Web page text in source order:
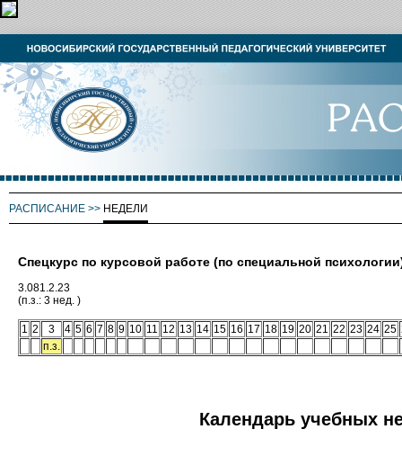
РАСПИСАНИЕ >> НЕДЕЛИ
Спецкурс по курсовой работе (по специальной
3.081.2.23
(п.з.: 3 нед. )
1 2 3 4 5 6 7 8 9 10 11 12 13 14 15 16 17 18 19 20 21 22 23 24 25
п.з.
Календарь учебных